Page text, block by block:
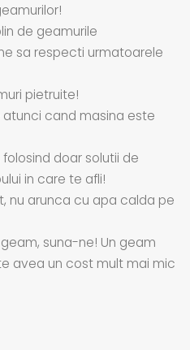
de geamurile
sa respecti urmatoarele
pietruite!
cand masina este
doar solutii de
in care te afli!
nu arunca cu apa calda pe
suna-ne! Un geam
avea un cost mult mai mic